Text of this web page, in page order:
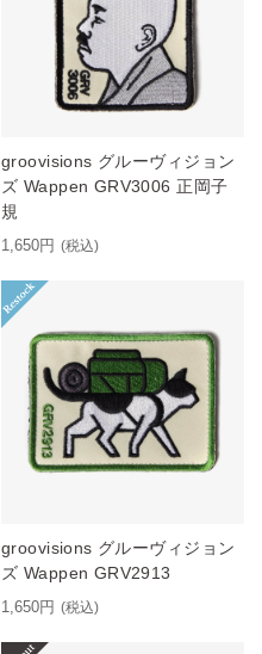
groovisions グルーヴィジョン
ズ Wappen GRV3006 正岡子
規
1,650円 (税込)
groovisions グルーヴィジョン
ズ Wappen GRV2913
1,650円 (税込)